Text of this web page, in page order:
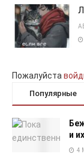
Пожалуйста
Популярные
и
4